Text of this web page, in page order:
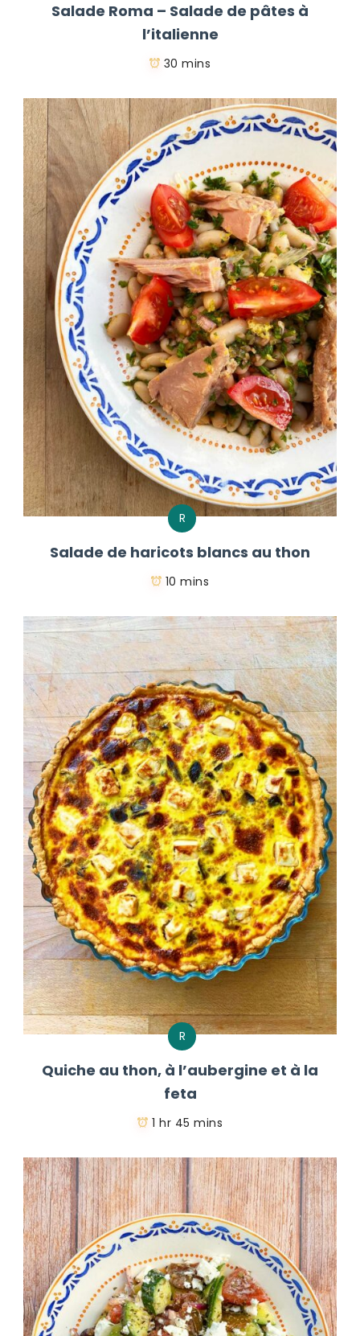
Salade Roma – Salade de pâtes à
l’italienne
30 mins
R
Salade de haricots blancs au thon
10 mins
R
Quiche au thon, à l’aubergine et à la
feta
1 hr 45 mins